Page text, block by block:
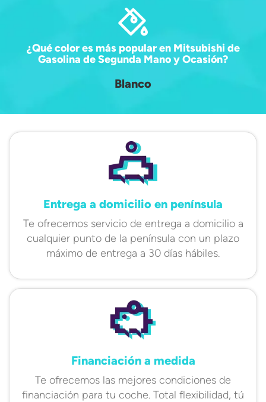
¿Qué color es más popular en Mitsubishi de
Gasolina de Segunda Mano y Ocasión?
Blanco
Entrega a domicilio en península
Te ofrecemos servicio de entrega a domicilio a
cualquier punto de la península con un plazo
máximo de entrega a 30 días hábiles.
Financiación a medida
Te ofrecemos las mejores condiciones de
financiación para tu coche. Total flexibilidad, tú